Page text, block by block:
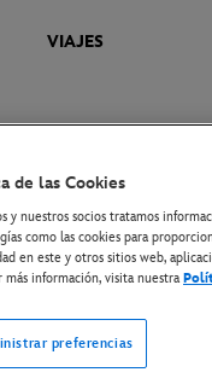
VIAJES
Disney Media
de las Cookies
y nuestros socios tratamos
como las cookies para
en este y otros sitios web,
más información, visita nuestra
preferencias